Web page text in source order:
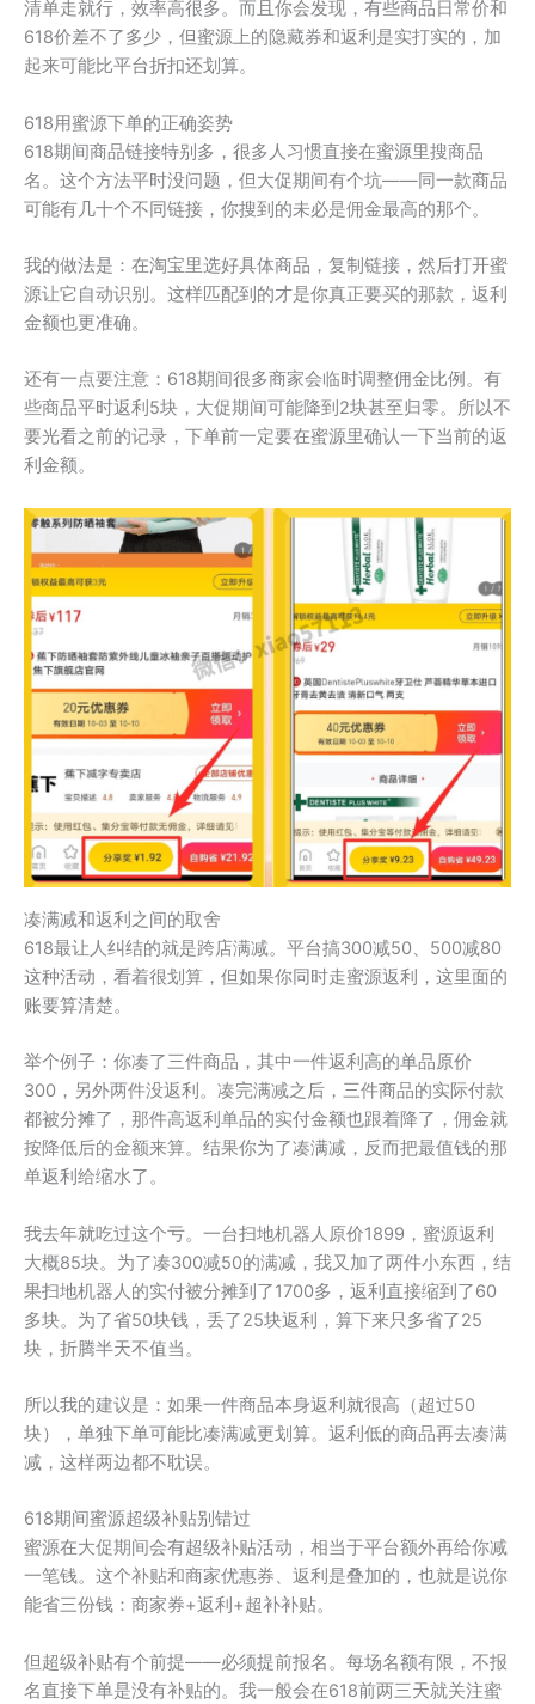
清单走就行，效率高很多。而且你会发现，有些商品日常价和
618价差不了多少，但蜜源上的隐藏券和返利是实打实的，加
起来可能比平台折扣还划算。
618用蜜源下单的正确姿势
618期间商品链接特别多，很多人习惯直接在蜜源里搜商品
名。这个方法平时没问题，但大促期间有个坑——同一款商品
可能有几十个不同链接，你搜到的未必是佣金最高的那个。
我的做法是：在淘宝里选好具体商品，复制链接，然后打开蜜
源让它自动识别。这样匹配到的才是你真正要买的那款，返利
金额也更准确。
还有一点要注意：618期间很多商家会临时调整佣金比例。有
些商品平时返利5块，大促期间可能降到2块甚至归零。所以不
要光看之前的记录，下单前一定要在蜜源里确认一下当前的返
利金额。
凑满减和返利之间的取舍
618最让人纠结的就是跨店满减。平台搞300减50、500减80
这种活动，看着很划算，但如果你同时走蜜源返利，这里面的
账要算清楚。
举个例子：你凑了三件商品，其中一件返利高的单品原价
300，另外两件没返利。凑完满减之后，三件商品的实际付款
都被分摊了，那件高返利单品的实付金额也跟着降了，佣金就
按降低后的金额来算。结果你为了凑满减，反而把最值钱的那
单返利给缩水了。
我去年就吃过这个亏。一台扫地机器人原价1899，蜜源返利
大概85块。为了凑300减50的满减，我又加了两件小东西，结
果扫地机器人的实付被分摊到了1700多，返利直接缩到了60
多块。为了省50块钱，丢了25块返利，算下来只多省了25
块，折腾半天不值当。
所以我的建议是：如果一件商品本身返利就很高（超过50
块），单独下单可能比凑满减更划算。返利低的商品再去凑满
减，这样两边都不耽误。
618期间蜜源超级补贴别错过
蜜源在大促期间会有超级补贴活动，相当于平台额外再给你减
一笔钱。这个补贴和商家优惠券、返利是叠加的，也就是说你
能省三份钱：商家券+返利+超补补贴。
但超级补贴有个前提——必须提前报名。每场名额有限，不报
名直接下单是没有补贴的。我一般会在618前两三天就关注蜜